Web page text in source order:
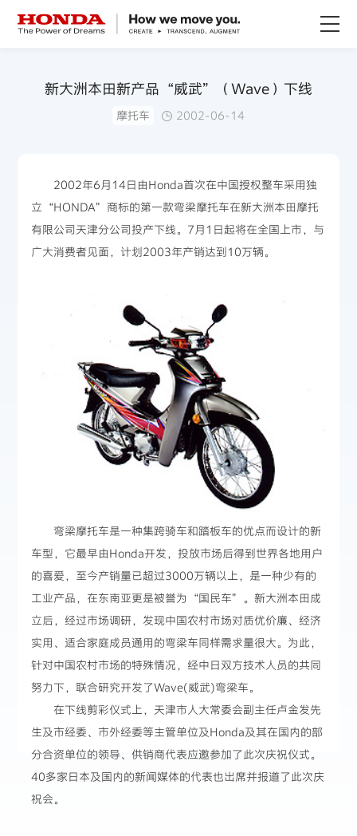
新大洲本田新产品“威武”（Wave）下线
摩托车 2002-06-14
2002年6月14日由Honda首次在中国授权整车采用独
立“HONDA”商标的第一款弯梁摩托车在新大洲本田摩托
有限公司天津分公司投产下线。7月1日起将在全国上市，与
广大消费者见面，计划2003年产销达到10万辆。
弯梁摩托车是一种集跨骑车和踏板车的优点而设计的新
车型，它最早由Honda开发，投放市场后得到世界各地用户
的喜爱，至今产销量已超过3000万辆以上，是一种少有的
工业产品，在东南亚更是被誉为“国民车”。新大洲本田成
立后，经过市场调研，发现中国农村市场对质优价廉、经济
实用、适合家庭成员通用的弯梁车同样需求量很大。为此，
针对中国农村市场的特殊情况，经中日双方技术人员的共同
努力下，联合研究开发了Wave(威武)弯梁车。
在下线剪彩仪式上，天津市人大常委会副主任卢金发先
生及市经委、市外经委等主管单位及Honda及其在国内的部
分合资单位的领导、供销商代表应邀参加了此次庆祝仪式。
40多家日本及国内的新闻媒体的代表也出席并报道了此次庆
祝会。